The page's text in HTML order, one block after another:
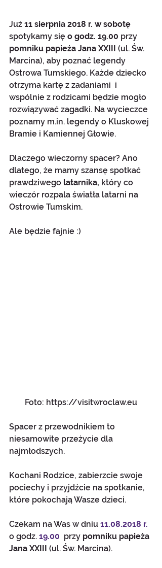
Już 11 sierpnia 2018 r. w sobotę
spotykamy się o godz. 19.00 przy
pomniku papieża Jana XXIII
(ul. Św.
Marcina), aby poznać legendy
Ostrowa Tumskiego. Każde dziecko
otrzyma kartę z zadaniami  i
wspólnie z rodzicami będzie mogło
rozwiązywać zagadki. Na wycieczce
poznamy m.in. legendy o Kluskowej
Bramie i Kamiennej Głowie.
Dlaczego wieczorny spacer? Ano
dlatego, że mamy szansę spotkać
prawdziwego latarnika, który co
wieczór rozpala światła latarni na
Ostrowie Tumskim.
Ale będzie fajnie :)
Foto: https://visitwroclaw.eu
Spacer z przewodnikiem to
niesamowite przeżycie dla
najmłodszych.
Kochani Rodzice, zabierzcie swoje
pociechy i przyjdźcie na spotkanie,
które pokochają Wasze dzieci.
Czekam na Was w dniu 11.08.2018 r.
o godz. 19.00
  przy
pomniku papieża
Jana XXIII (ul. Św. Marcina).